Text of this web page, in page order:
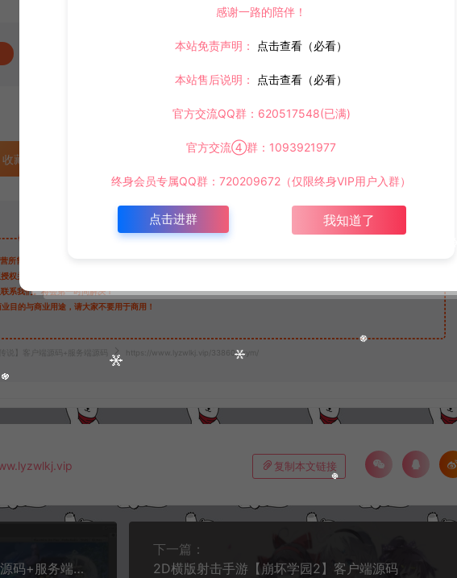
收藏 (4) 点赞 (
©版权免责声明
所需。
权并合法使用。
系我们。将会第一时间解决！
目的与商业用途，请大家不要用于商用！
说】客户端源码+服务端源码 https://www.lyzwlkj.vip/33860/yxym/
复制本文链接
3D唯美仙侠手游【天地决】全套客户端源码+服务端源码
下一篇：
2D横版射击手游【崩坏学园2】客户端源码
感谢一路的陪伴！
本站免责声明： 点击查看（必看）
本站售后说明： 点击查看（必看）
官方交流QQ群：620517548(已满)
官方交流④群：1093921977
终身会员专属QQ群：720209672（仅限终身VIP用户入群）
点击进群 我知道了